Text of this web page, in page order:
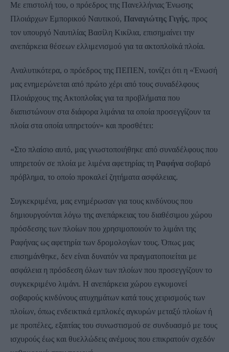
Με επιστολή του, ο πρόεδρος της Πανελλήνιας Ένωσης
Πλοιάρχων Εμπορικού Ναυτικού, Παναγιώτης Γιγής, προς
τον υπουργό Ναυτιλίας Βασίλη Κικίλια, επισημαίνει την
ανεπάρκεια θέσεων ελλιμενισμού για τα ακτοπλοϊκά πλοία.
Αναλυτικότερα, ο πρόεδρος της ΠΕΠΕΝ, τονίζει ότι η «Ένωσή
μας ενημερώνεται από πρώτο χέρι από τους συναδέλφους
Πλοιάρχους της Ακτοπλοΐας για τα προβλήματα που
διαπιστώνουν στα διάφορα λιμάνια τα οποία προσεγγίζουν τα
πλοία στα οποία υπηρετούν» και προσθέτει:
«Στο πλαίσιο αυτό, μας γνωστοποιήθηκε από συναδέλφους που
υπηρετούν σε πλοία με λιμένα αφετηρίας τη Ραφήνα σοβαρό
πρόβλημα, το οποίο προκαλεί ζητήματα ασφάλειας.
Συγκεκριμένα, μας ενημέρωσαν για τους κινδύνους που
δημιουργούνται λόγω της ανεπάρκειας του διαθέσιμου χώρου
πρόσδεσης των πλοίων που χρησιμοποιούν το λιμάνι της
Ραφήνας ως αφετηρία των δρομολογίων τους. Όπως μας
επισημάνθηκε, δεν είναι δυνατόν να πραγματοποιείται με
ασφάλεια η πρόσδεση όλων των πλοίων που προσεγγίζουν το
συγκεκριμένο λιμάνι. Η ανεπάρκεια χώρου εγκυμονεί
σοβαρούς κινδύνους ατυχημάτων κατά τους χειρισμούς των
πλοίων, όπως ενδεικτικά εμπλοκές αγκυρών μεταξύ πλοίων ή
με προπέλες, εξαιτίας του συνωστισμού σε συνδυασμό με τους
ισχυρούς έως και θυελλώδεις ανέμους που επικρατούν σχεδόν